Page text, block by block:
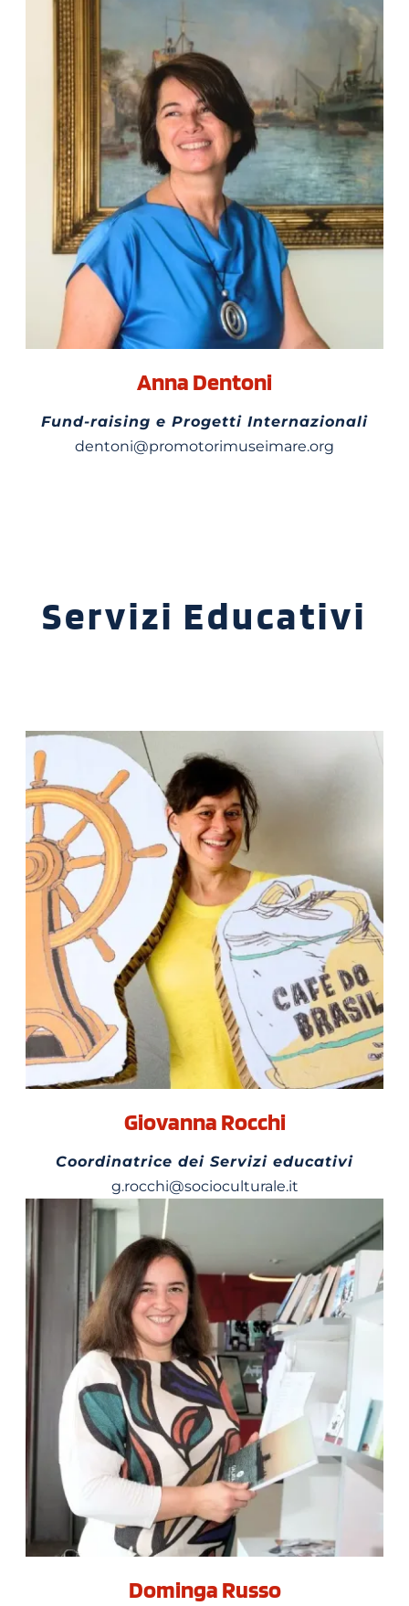
Anna Dentoni
Fund-raising e Progetti Internazionali
dentoni@promotorimuseimare.org
Servizi Educativi
Giovanna Rocchi
Coordinatrice dei Servizi educativi
g.rocchi@socioculturale.it
Dominga Russo